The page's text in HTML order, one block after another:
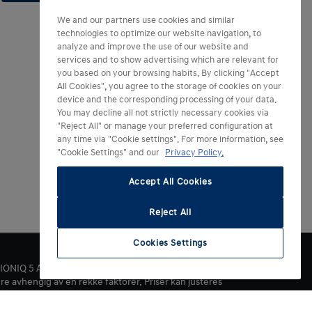
5 AWD Long Range – Strømforbruk: 17,9-19,1
avhengig av en rekke faktorer. Priser kan justeres
We and our partners use cookies and similar
technologies to optimize our website navigation, to
analyze and improve the use of our website and
services and to show advertising which are relevant for
you based on your browsing habits. By clicking "Accept
All Cookies", you agree to the storage of cookies on your
device and the corresponding processing of your data.
You may decline all not strictly necessary cookies via
"Reject All" or manage your preferred configuration at
any time via "Cookie settings". For more information, see
"Cookie Settings" and our Privacy Policy.
Accept All Cookies
Reject All
Cookies Settings